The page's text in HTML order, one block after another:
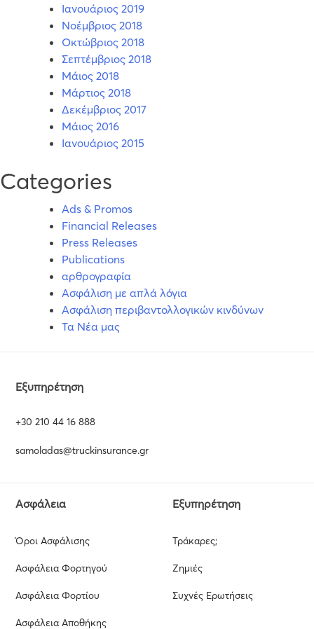
Ιανουάριος 2019
Νοέμβριος 2018
Οκτώβριος 2018
Σεπτέμβριος 2018
Μάιος 2018
Μάρτιος 2018
Δεκέμβριος 2017
Μάιος 2016
Ιανουάριος 2015
Categories
Ads & Promos
Financial Releases
Press Releases
Publications
αρθρογραφία
Ασφάλιση με απλά λόγια
Ασφάλιση περιβαντολλογικών κινδύνων
Τα Νέα μας
Εξυπηρέτηση
+30 210 44 16 888
samoladas@truckinsurance.gr
Ασφάλεια
Όροι Ασφάλισης
Ασφάλεια Φορτηγού
Ασφάλεια Φορτίου
Ασφάλεια Αποθήκης
Εξυπηρέτηση
Τράκαρες;
Ζημιές
Συχνές Ερωτήσεις